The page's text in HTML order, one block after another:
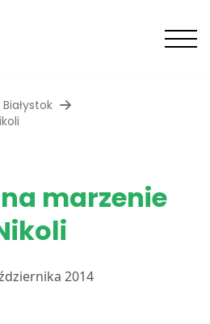
Białystok
marzenie
2014